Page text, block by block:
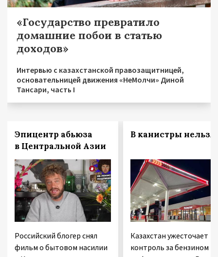
«Государство превратило
домашние побои в статью
доходов»
Интервью с казахстанской правозащитницей,
основательницей движения «НеМолчи» Диной
Тансари, часть I
Эпицентр абьюза
в Центральной Азии
Российский блогер снял
фильм о бытовом насилии
В канистры нельзя!
Казахстан ужесточает
контроль за бензином